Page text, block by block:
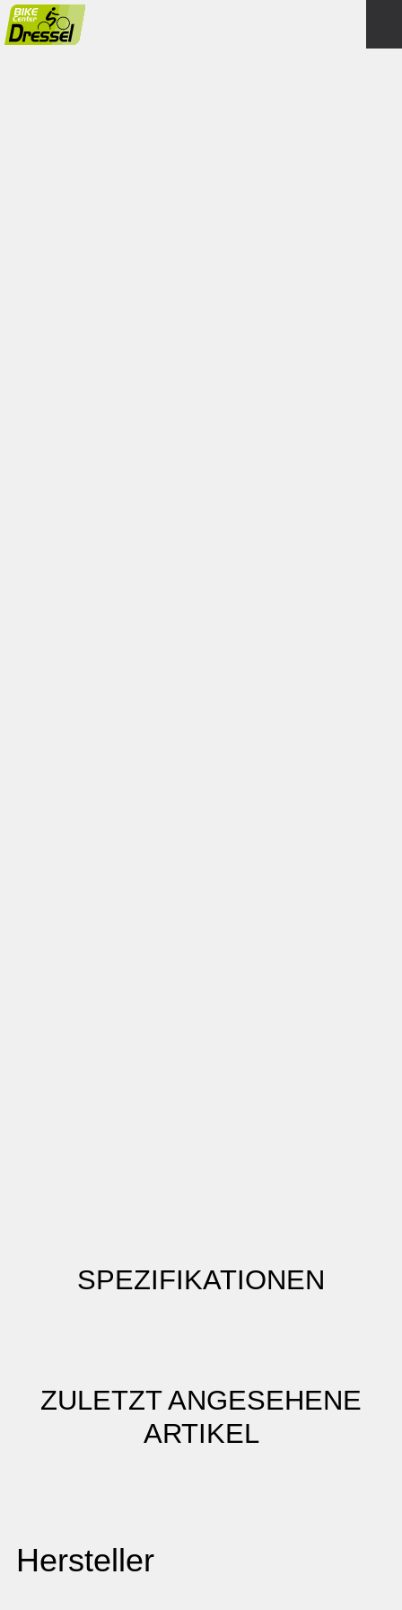
SPEZIFIKATIONEN
ZULETZT ANGESEHENE
ARTIKEL
Hersteller